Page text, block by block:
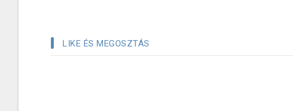
LIKE ÉS MEGOSZTÁS